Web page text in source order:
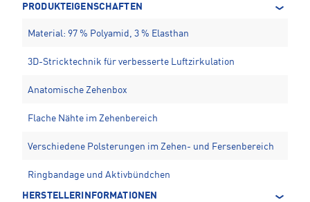
PRODUKTEIGENSCHAFTEN
Material: 97 % Polyamid, 3 % Elasthan
3D-Stricktechnik für verbesserte Luftzirkulation
Anatomische Zehenbox
Flache Nähte im Zehenbereich
Verschiedene Polsterungen im Zehen- und Fersenbereich
Ringbandage und Aktivbündchen
HERSTELLERINFORMATIONEN